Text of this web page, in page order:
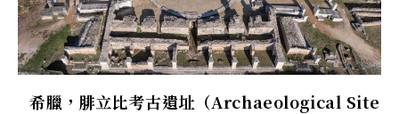
希臘，腓立比考古遺址（Archaeological Site